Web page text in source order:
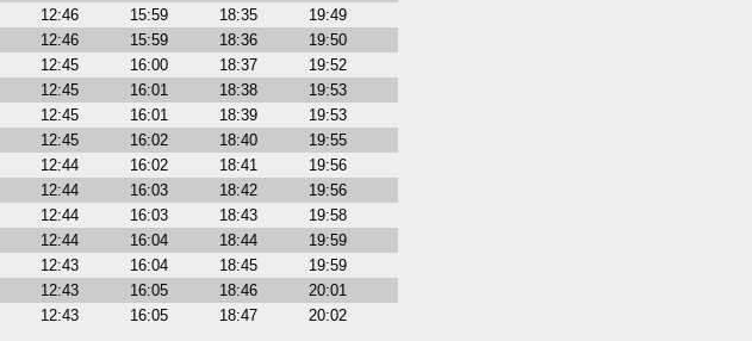
12:46 15:59 18:35
19:49
12:46 15:59 18:36
19:50
12:45 16:00 18:37
19:52
12:45 16:01 18:38
19:53
12:45 16:01 18:39
19:53
12:45 16:02 18:40
19:55
12:44 16:02 18:41
19:56
12:44 16:03 18:42
19:56
12:44 16:03 18:43
19:58
12:44 16:04 18:44
19:59
12:43 16:04 18:45
19:59
12:43 16:05 18:46
20:01
12:43 16:05 18:47 20:02